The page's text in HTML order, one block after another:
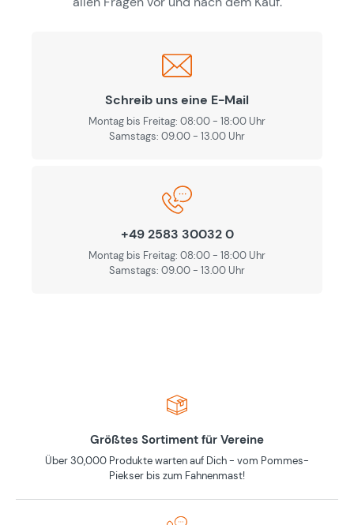
Schreib uns eine E-Mail
Montag bis Freitag: 08:00 - 18:00 Uhr
Samstags: 09.00 - 13.00 Uhr
+49 2583 30032 0
Montag bis Freitag: 08:00 - 18:00 Uhr
Samstags: 09.00 - 13.00 Uhr
Größtes Sortiment für Vereine
Über 30,000 Produkte warten auf Dich - vom Pommes-
Piekser bis zum Fahnenmast!